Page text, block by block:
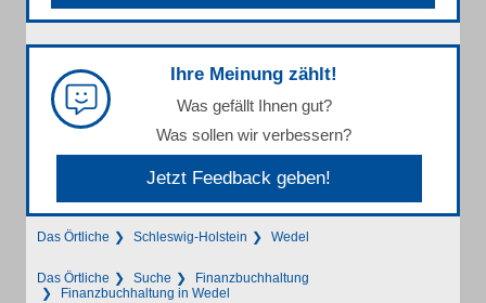
Ihre Meinung zählt!
Was gefällt Ihnen gut?
Was sollen wir verbessern?
Jetzt Feedback geben!
Das Örtliche Schleswig-Holstein Wedel
Das Örtliche Suche
Finanzbuchhaltung
Finanzbuchhaltung in Wedel